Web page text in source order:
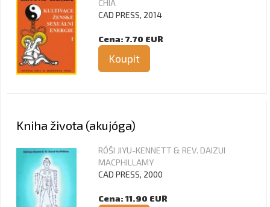
CHIA
CAD PRESS, 2014
Cena: 7.70 EUR
Koupit
Kniha života (akujóga)
RÓŠI JIYU-KENNETT & REV. DAIZUI
MACPHILLAMY
CAD PRESS, 2000
Cena: 11.90 EUR